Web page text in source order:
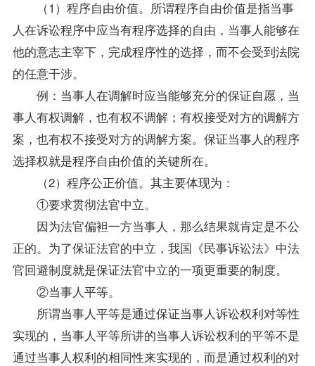
（1）程序自由价值。所谓程序自由价值是指当事
人在诉讼程序中应当有程序选择的自由，当事人能够在
他的意志主宰下，完成程序性的选择，而不会受到法院
的任意干涉。
例：当事人在调解时应当能够充分的保证自愿，当
事人有权调解，也有权不调解；有权接受对方的调解方
案，也有权不接受对方的调解方案。保证当事人的程序
选择权就是程序自由价值的关键所在。
（2）程序公正价值。其主要体现为：
①要求贯彻法官中立。
因为法官偏袒一方当事人，那么结果就肯定是不公
正的。为了保证法官的中立，我国《民事诉讼法》中法
官回避制度就是保证法官中立的一项更重要的制度。
②当事人平等。
所谓当事人平等是通过保证当事人诉讼权利对等性
实现的，当事人平等所讲的当事人诉讼权利的平等不是
通过当事人权利的相同性来实现的，而是通过权利的对